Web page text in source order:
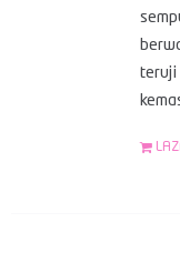
teruji